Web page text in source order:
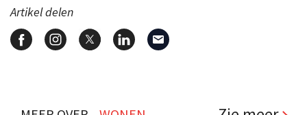
Artikel delen